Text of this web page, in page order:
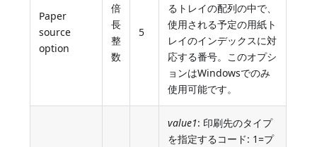
Paper
source
option
倍
長
整
数
5
るトレイの配列の中で、
使用される予定の用紙ト
レイのインデックスに対
応する番号。このオプシ
ョンはWindowsでのみ
使用可能です。
value1: 印刷先のタイプ
を指定するコード: 1=プ